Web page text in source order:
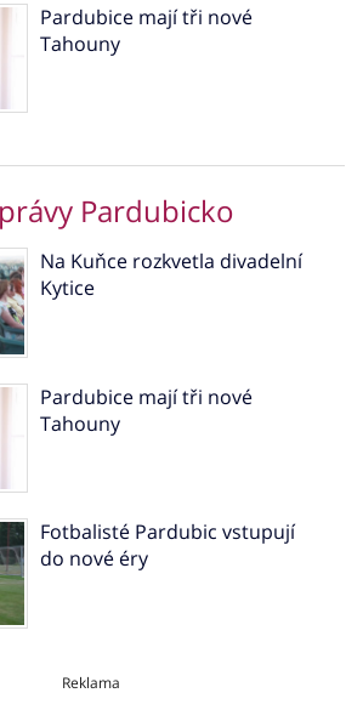
Pardubice mají tři nové
Tahouny
Pardubicko
Na Kuňce rozkvetla divadelní
Kytice
Pardubice mají tři nové
Tahouny
Fotbalisté Pardubic vstupují
do nové éry
Reklama